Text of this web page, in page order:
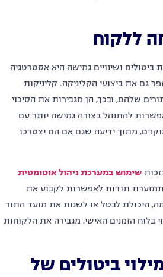
ללקוח
ביטולים ושינויים גמישה היא אסטרטגיה
גם את ביצועי הקליניקה. קליניקות
שלהם, ובכך, הן מגבירות את הסיכוי
להתנהל בצורה גמישה יותר עם
מתוך ידיעה שגם אם הם יצטרכו
שימוש במערכת ניהול אוטומטית
תודות לאפשרות לקבוע את
היכולת לבטל או לשנות את מועד התור
בלוח הזמנים האישי, מגבירה את הלקוחות
ביטולים של